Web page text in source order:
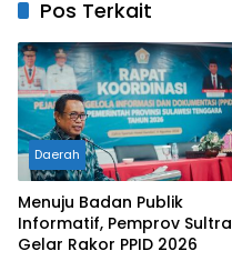
Pos Terkait
Daerah
Menuju Badan Publik
Informatif, Pemprov Sultra
Gelar Rakor PPID 2026